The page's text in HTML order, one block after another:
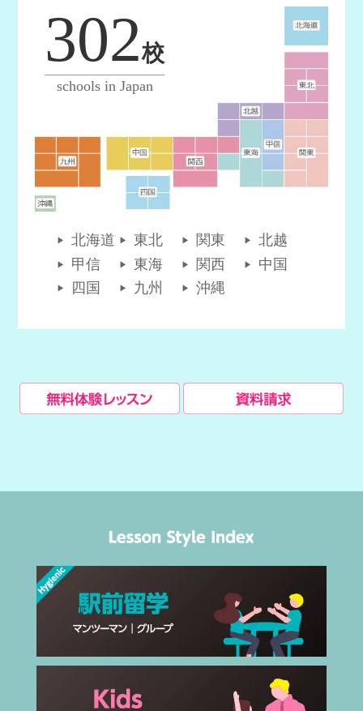
北海道 東北 関東
北越
甲信
東海 関西
中国
四国
九州 沖縄
302校
schools in Japan